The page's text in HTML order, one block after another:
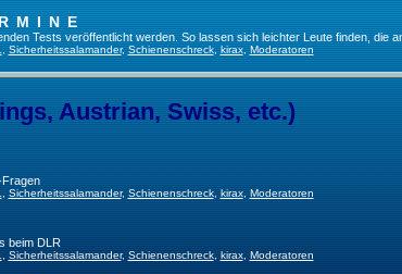
Tests veröffentlicht werden. So lassen sich leichter Leute finden, die
,Sicherheitssalamander, Schienenschreck,kirax, Moderatoren
Austrian, Swiss, etc.)
Sicherheitssalamander, Schienenschreck, kirax, Moderatoren
beim DLR
Sicherheitssalamander, Schienenschreck, kirax, Moderatoren